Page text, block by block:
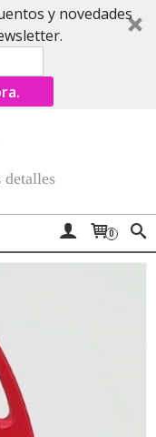
y novedades
detalles
0